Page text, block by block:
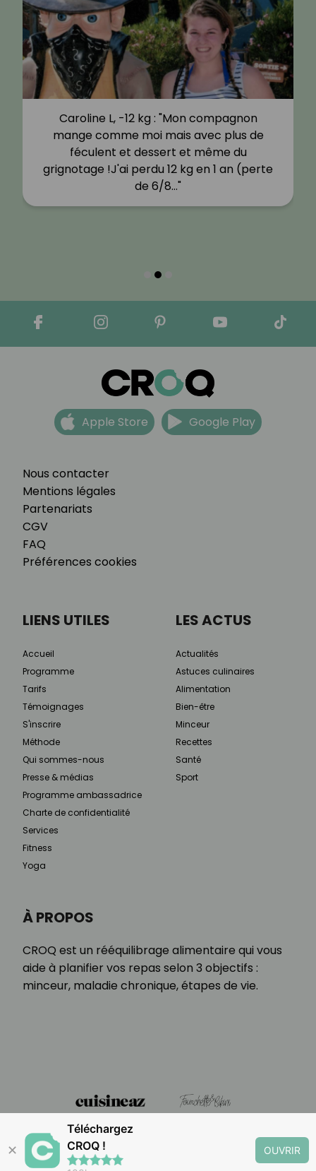
Caroline L, -12 kg : "Mon compagnon
mange comme moi mais avec plus de
féculent et dessert et même du
grignotage !J'ai perdu 12 kg en 1 an (perte
de 6/8…"
Nous contacter
Mentions légales
Partenariats
CGV
FAQ
Préférences cookies
Apple Store Google Play
À PROPOS
CROQ est un rééquilibrage alimentaire qui vous
aide à planifier vos repas selon 3 objectifs :
minceur, maladie chronique, étapes de vie.
LIENS UTILES
Accueil
Programme
Tarifs
Témoignages
S'inscrire
Méthode
Qui sommes-nous
Presse & médias
Programme ambassadrice
Charte de confidentialité
Services
Fitness
Yoga
LES ACTUS
Actualités
Astuces culinaires
Alimentation
Bien-être
Minceur
Recettes
Santé
Sport
✕
Téléchargez
CROQ !
OUVRIR